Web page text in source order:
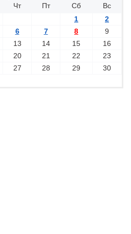
Чт Пт Сб
Вс
1
2
6 7 8
9
13 14 15
16
20 21 22
23
27 28 29
30